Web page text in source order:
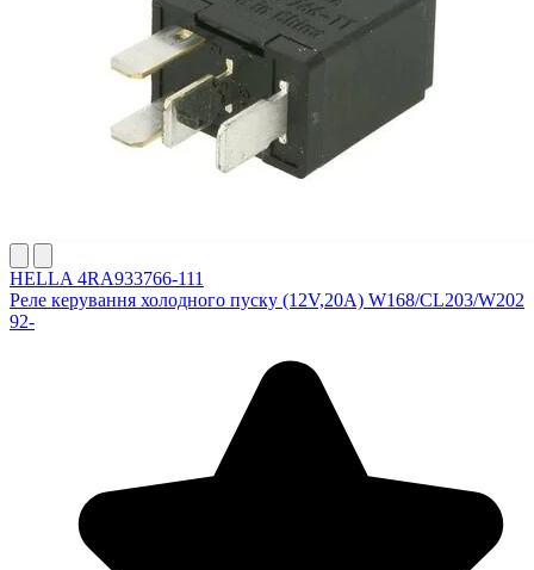
HELLA 4RA933766-111
Реле керування холодного пуску (12V,20A) W168/CL203/W202
92-